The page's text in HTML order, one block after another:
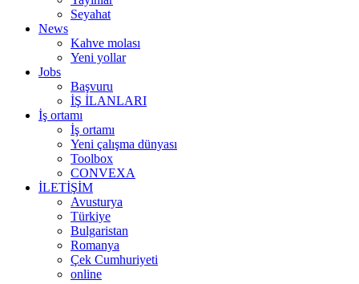
Seyahat
News
Kahve molası
Yeni yollar
Jobs
Başvuru
İŞ İLANLARI
İş ortamı
İş ortamı
Yeni çalışma dünyası
Toolbox
CONVEXA
İLETİŞİM
Avusturya
Türkiye
Bulgaristan
Romanya
Çek Cumhuriyeti
online